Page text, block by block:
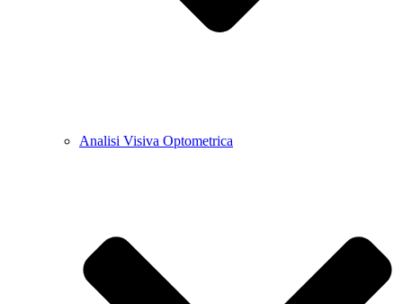
Analisi Visiva Optometrica